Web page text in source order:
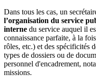
Dans tous les cas, un
l’organisation du service
interne du service auquel il
connaissance parfaite, à la
rôles, etc.) et des spécificités
types de dossiers ou de
personnel d'encadrement,
missions.